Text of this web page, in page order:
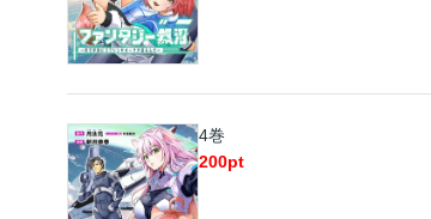
4巻
200pt